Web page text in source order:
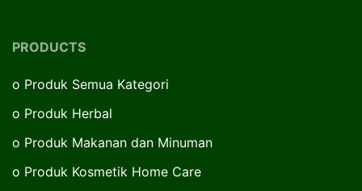
PRODUCTS
o Produk Semua Kategori
o Produk Herbal
o Produk Makanan dan Minuman
o Produk Kosmetik Home Care